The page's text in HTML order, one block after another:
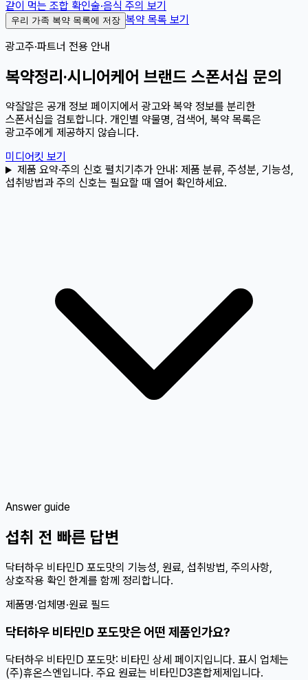
같이 먹는 조합 확인술·음식 주의 보기
우리 가족 복약 목록에 저장 복약 목록 보기
광고주·파트너 전용 안내
복약정리·시니어케어 브랜드 스폰서십 문의
약잘알은 공개 정보 페이지에서 광고와 복약 정보를 분리한
스폰서십을 검토합니다. 개인별 약물명, 검색어, 복약 목록은
광고주에게 제공하지 않습니다.
미디어킷 보기
제품 요약·주의 신호 펼치기 추가 안내: 제품 분류, 주성분, 기능성,
섭취방법과 주의 신호는 필요할 때 열어 확인하세요.
Answer guide
섭취 전 빠른 답변
닥터하우 비타민D 포도맛의 기능성, 원료, 섭취방법, 주의사항,
상호작용 확인 한계를 함께 정리합니다.
제품명·업체명·원료 필드
닥터하우 비타민D 포도맛은 어떤 제품인가요?
닥터하우 비타민D 포도맛: 비타민 상세 페이지입니다. 표시 업체는
(주)휴온스엔입니다. 주요 원료는 비타민D3혼합제제입니다.